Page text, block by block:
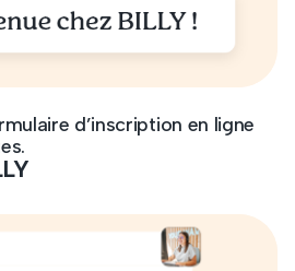
d’inscription en ligne